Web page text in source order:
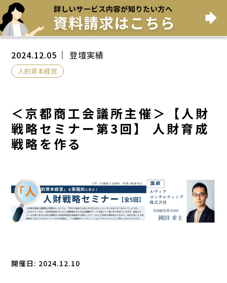
2024.12.05 登壇実績
人的資本経営
＜京都商工会議所主催＞【人財
戦略セミナー第3回】 人財育成
戦略を作る
開催日: 2024.12.10